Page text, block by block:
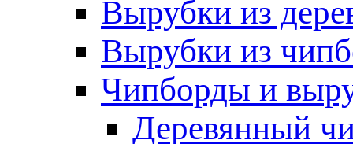
Вырубки из
Вырубки из
Чипборды и
Деревянный